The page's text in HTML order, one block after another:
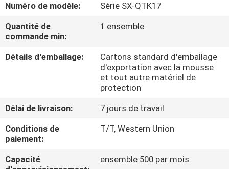
NOUS
D'USINE
DE
QUALITÉ
CONTACTEZ-
Numéro de modèle:
Série SX-QTK17
Quantité de
commande min:
1 ensemble
Détails d'emballage:
Cartons standard d'emballage
d'exportation avec la mousse
et tout autre matériel de
protection
Délai de livraison:
7 jours de travail
Conditions de
paiement:
T/T, Western Union
Capacité
ensemble 500 par mois